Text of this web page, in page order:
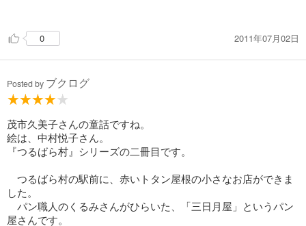
0 2011年07月02日
Posted by ブクログ
茂市久美子さんの童話ですね。
絵は、中村悦子さん。
『つるばら村』シリーズの二冊目です。
つるばら村の駅前に、赤いトタン屋根の小さなお店ができま
した。
パン職人のくるみさんがひらいた、「三日月屋」というパン
屋さんです。